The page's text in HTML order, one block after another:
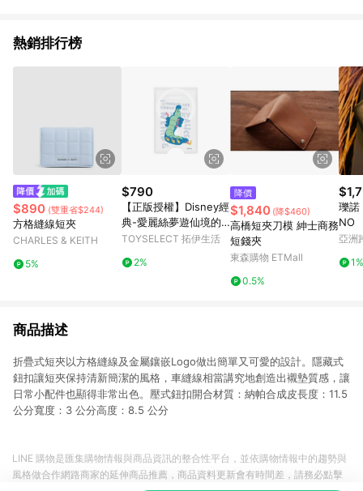
熱銷排行榜
$890 (雙重省$244)
方格縫線短夾
CHARLES & KEITH
5%
$790
【正版授權】Disney經
典-愛麗絲夢遊仙境的
毛毛蟲MagSafe磁吸卡
TOYSELECT 拓伊生活
2%
降價
$1,840 (降$460)
高橋短夾刀模 紳士商務
短錢夾
東森購物 ETMall
0.5%
瓅諾
NO
亞洲
1%
商品描述
折疊式短夾以方格縫線及金屬鑲嵌Logo做出簡單又可愛的設計。隱藏式
鈕扣讓短夾保持清新簡潔的風格，車縫線相當講究地創造出襯墊質感，讓
日常小配件也顯得非常出色。壓式鈕扣開合材質：納帕合成皮長度：11.5
公分寬度：3 公分高度：8.5 公分
LINE 購物是匯集購物情報與商品資訊的整合性平台，並依購物情報中的趨勢與
風格做合作網路商家的延伸商品推薦，商品資料更新會有時間差，請務必點擊